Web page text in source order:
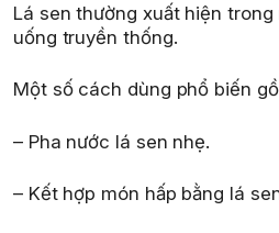
Lá sen thường xuất hiện
uống truyền thống.
Một số cách dùng phổ biến
– Pha nước lá sen nhẹ.
– Kết hợp món hấp bằng lá